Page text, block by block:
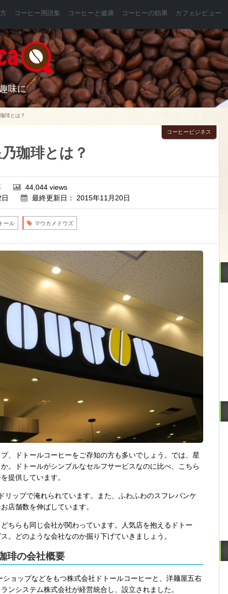
コーヒー用語集 コーヒーと健康 コーヒーの効果 カフェレビュー
味に
琲とは？
珈琲とは？
コーヒービジネス
44,044 views
最終更新日： 2015年11月20日
ール マウカメドウズ
、ドトールコーヒーをご存知の方も多いでしょう。では、星
。ドトールがシンプルなセルフサービスなのに比べ、こちら
提供しています。
リップで淹れられています。また、ふわふわのスフレパンケ
店舗数を伸ばしています。
ちらも同じ会社が関わっています。人気店を抱えるドトー
。どのような会社なのか掘り下げていきましょう。
琲の会社概要
ョップなどをもつ株式会社ドトールコーヒーと、洋麺屋五右
ンシステム株式会社が経営統合し、設立されました。